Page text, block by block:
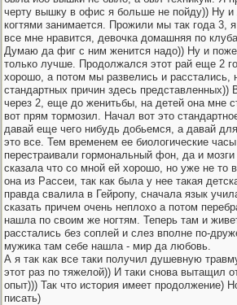
черту вышку в офис я больше не пойду)) Ну
когтями занимается. Прожили мы так года 3,
все мне нравится, девочка домашняя по
Думаю да фиг с ним женится надо)) Ну и
только лучше. Продолжался этот рай еще 2
хорошо, а потом мы развелись и расстались,
стандартных причин здесь
через 2, еще до женитьбы, на детей она мне
вот прям тормозил. Начал вот это
давай еще чего нибудь добьемся, а давай для
это все. Тем временем ее биологические
перестраивали гормональный фон, да и
сказала что со мной ей хорошо, но уже не то
она из Рассеи, так как была у нее такая
правда свалила в Гейропу, сначала язык
сказать причем очень неплохо а потом
нашла по своим же ногтям. Теперь там и
расстались без соплей и слез вполне по-
мужика там себе нашла - мир да любовь.
А я так как все таки получил душевную
этот раз по тяжелой)) И таки снова вытащил
опыт))) Так что история имеет продолжение)
писать)